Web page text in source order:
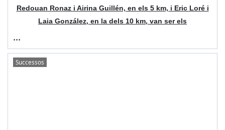
Redouan Ronaz i Airina Guillén, en els 5 km, i Eric Loré i
Laia González, en la dels 10 km, van ser els
...
Successos